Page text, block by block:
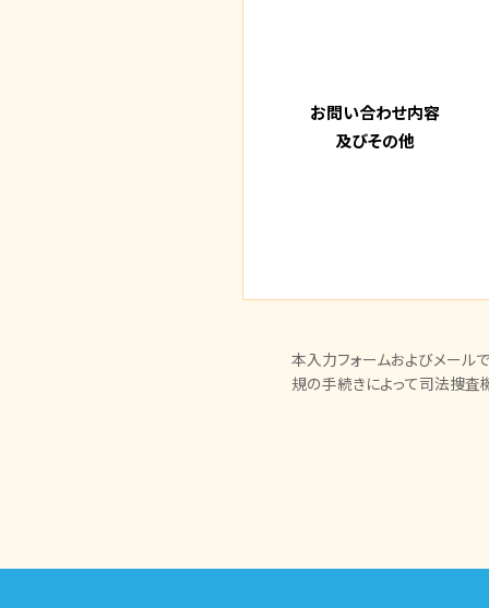
お問い合わせ内容
及びその他
本入力フォームおよびメール
規の手続きによって司法捜査